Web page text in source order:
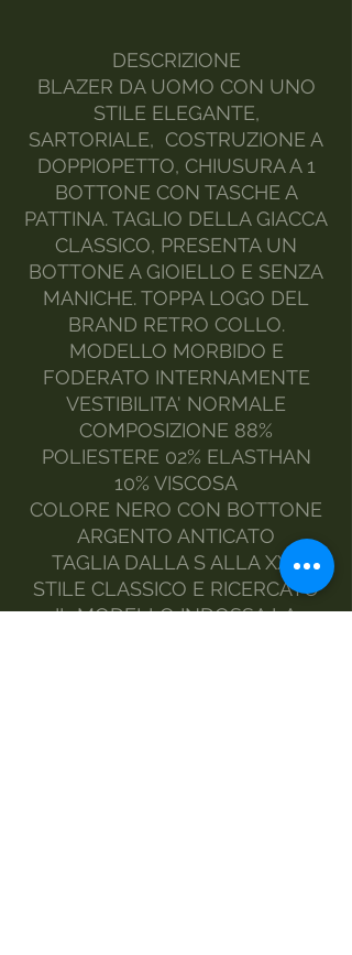
DESCRIZIONE
BLAZER DA UOMO CON UNO
STILE ELEGANTE,
SARTORIALE, COSTRUZIONE A
DOPPIOPETTO, CHIUSURA A 1
BOTTONE CON TASCHE A
PATTINA. TAGLIO DELLA GIACCA
CLASSICO, PRESENTA UN
BOTTONE A GIOIELLO E SENZA
MANICHE. TOPPA LOGO DEL
BRAND RETRO COLLO.
MODELLO MORBIDO E
FODERATO INTERNAMENTE
VESTIBILITA' NORMALE
COMPOSIZIONE 88%
POLIESTERE 02% ELASTHAN
10% VISCOSA
COLORE NERO CON BOTTONE
ARGENTO ANTICATO
TAGLIA DALLA S ALLA XXL
STILE CLASSICO E RICERCATO
IL MODELLO INDOSSA LA